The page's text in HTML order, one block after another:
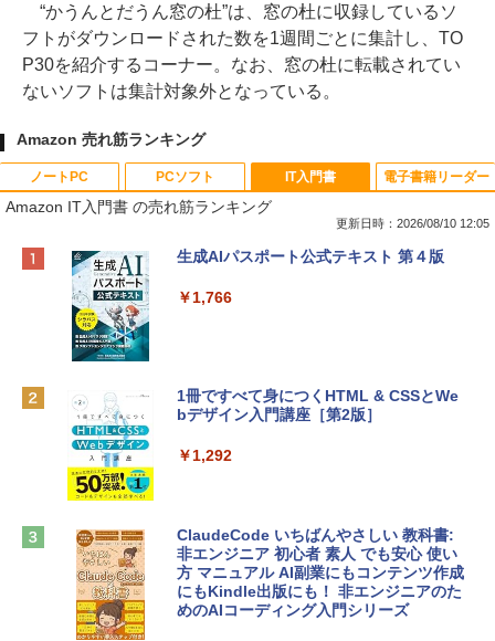
“かうんとだうん窓の杜”は、窓の杜に収録しているソ
フトがダウンロードされた数を1週間ごとに集計し、TO
P30を紹介するコーナー。なお、窓の杜に転載されてい
ないソフトは集計対象外となっている。
Amazon 売れ筋ランキング
ノートPC
Apple 2026 MacBook Neo A18 Proチッ
e Intelligenceのために設計、Liquid Ret
￥119,800
tomtoc 360°保護 15.6 16インチ パソコ
￥2,952
【Amazon.co.jp限定】 HP ノートパソコ
ン 15-fd 15.6インチ 16GBメモリ 512GB
PCソフト
Robloxギフトカード - 800 Robux 【限
インゲームコード】 ロブロックス | オン
Robloxギフトカード - 2,000 Robux 【限
インゲームコード】 ロブロックス | オン
Robloxギフトカード - 1000 Robux 【限
定バーチャルアイテムを含む】 【オンラ
インゲームコード】 ロブロックス |オン
IT入門書
Amazon IT入門書 の売れ筋ランキング
更新日時：2026/08/10 12:05
生成AIパスポート公式テキスト 第４版
￥1,766
1冊ですべて身につくHTML & CSSとWe
bデザイン入門講座［第2版］
￥1,292
ClaudeCode いちばんやさしい 教科書:
非エンジニア 初心者 素人 でも安心 使い
方 マニュアル AI副業にもコンテンツ作成
にもKindle出版にも！ 非エンジニアのた
めのAIコーディング入門シリーズ
電子書籍リーダー